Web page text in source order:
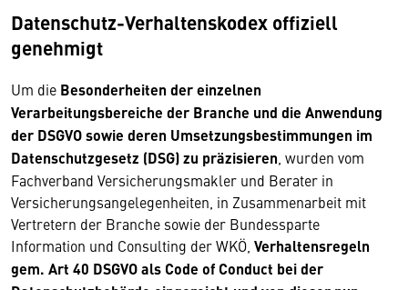
Datenschutz-Verhaltenskodex offiziell
genehmigt
Um die Besonderheiten der einzelnen
Verarbeitungsbereiche der Branche und die Anwendung
der DSGVO sowie deren Umsetzungsbestimmungen im
Datenschutzgesetz (DSG) zu präzisieren , wurden vom
Fachverband Versicherungsmakler und Berater in
Versicherungsangelegenheiten, in Zusammenarbeit mit
Vertretern der Branche sowie der Bundessparte
Information und Consulting der WKÖ, Verhaltensregeln
gem. Art 40 DSGVO als Code of Conduct bei der